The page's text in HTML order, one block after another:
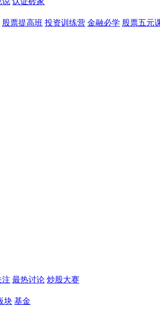
股票提高班 投资训练营 金融必学 股票五元
注 最热讨论 炒股大赛
块 基金